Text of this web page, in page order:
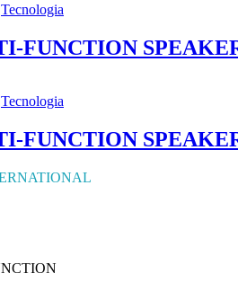
Tecnologia
FUNCTION
Tecnologia
FUNCTION